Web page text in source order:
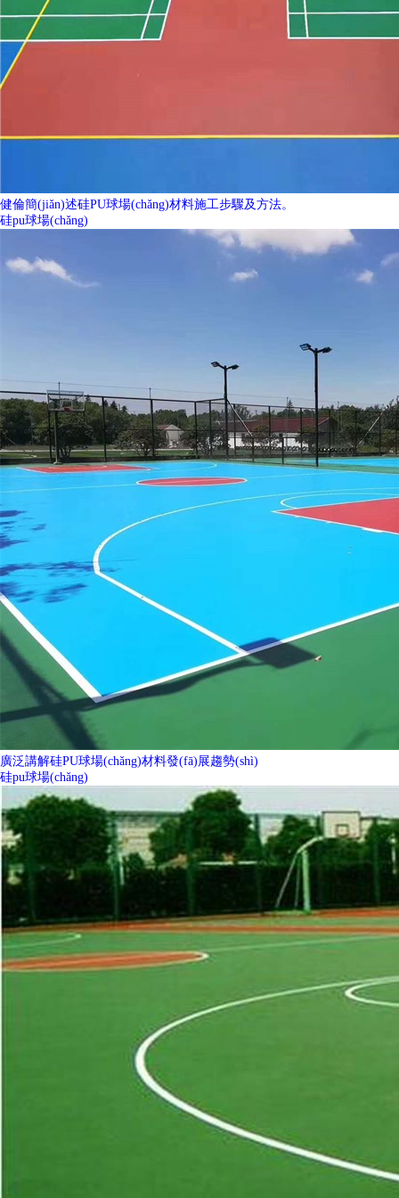
健倫簡(jiǎn)述硅PU球場(chǎng)材料施工步驟及方法。
硅pu球場(chǎng)
廣泛講解硅PU球場(chǎng)材料發(fā)展趨勢(shì)
硅pu球場(chǎng)